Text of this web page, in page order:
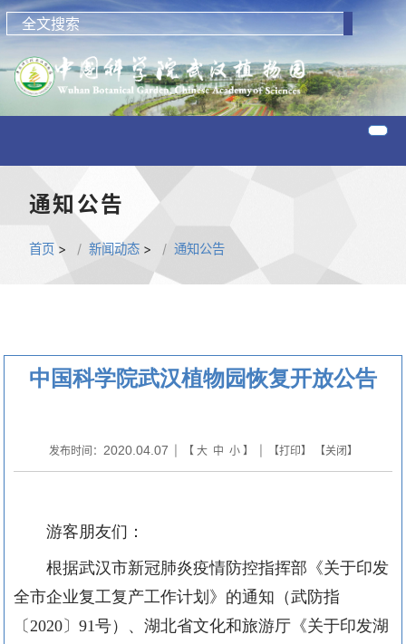
通知公告
首页 > 新闻动态 > 通知公告
中国科学院武汉植物园恢复开放公告
发布时间： 2020.04.07 | 【 大 中 小】 | 【打印】 【关闭】
游客朋友们：
根据武汉市新冠肺炎疫情防控指挥部《关于印发
全市企业复工复产工作计划》的通知（武防指
〔2020〕 91号）、湖北省文化和旅游厅《关于印发湖